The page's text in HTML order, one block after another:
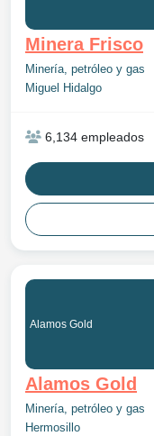
Minera Frisco
Minería, petróleo y gas
Miguel Hidalgo
6,134 empleados
Alamos Gold
Alamos Gold
Minería, petróleo y gas
Hermosillo